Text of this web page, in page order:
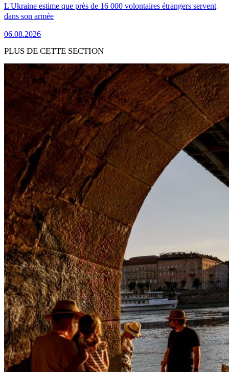
L'Ukraine estime que près de 16 000 volontaires étrangers servent
dans son armée
06.08.2026
PLUS DE CETTE SECTION